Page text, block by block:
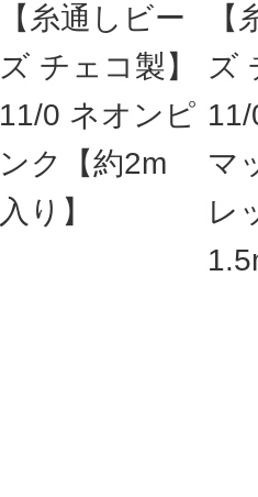
【糸通しビー
ズ チェコ製】
11/0 ネオンピ
ンク【約2m
入り】
ズ
マ
レ